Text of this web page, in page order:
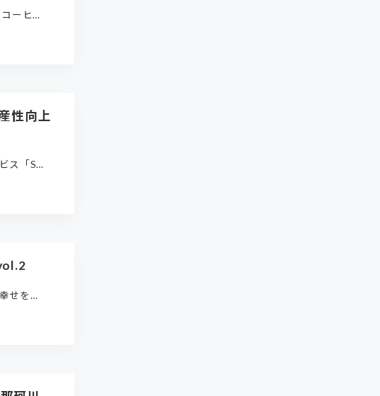
ーヒ…
性向上
ス「S…
せを…